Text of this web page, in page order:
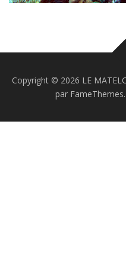
Copyright © 2026 LE
par